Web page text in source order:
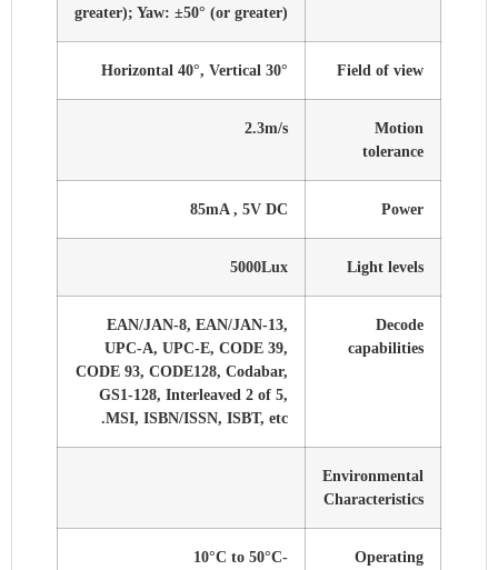
greater); Yaw: ±50° (or greater)
Field of view
Horizontal 40°, Vertical 30°
Motion
tolerance
2.3m/s
Power
85mA , 5V DC
Light levels
5000Lux
Decode
capabilities
EAN/JAN-8, EAN/JAN-13,
UPC-A, UPC-E, CODE 39,
CODE 93, CODE128, Codabar,
GS1-128, Interleaved 2 of 5,
MSI, ISBN/ISSN, ISBT, etc.
Environmental
Characteristics
Operating
-10°C to 50°C